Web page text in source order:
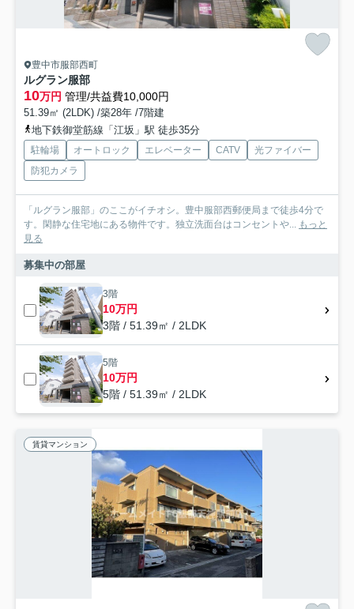
豊中市服部西町
ルグラン服部
10万円 管理/共益費10,000円
51.39㎡ (2LDK) /築28年 /7階建
地下鉄御堂筋線「江坂」駅 徒歩35分
駐輪場 オートロック エレベーター CATV
光ファイバー
防犯カメラ
「ルグラン服部」のここがイチオシ。豊中服部西郵便局まで徒歩4分で
す。閑静な住宅地にある物件です。独立洗面台はコンセントや... もっと
見る
募集中の部屋
3階
10万円
3階 / 51.39㎡ / 2LDK
5階
10万円
5階 / 51.39㎡ / 2LDK
賃貸マンション